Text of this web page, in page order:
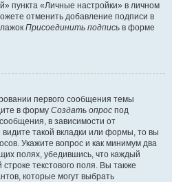
пункта «Личные настройки» в личном
отменить добавление подписи в
Присоединить подпись в форме
первого сообщения темы
в форму Создать опрос под
в зависимости от
такой вкладки или формы, то вы
Укажите вопрос и как минимум два
полях, убедившись, что каждый
текстового поля. Вы также
которые могут выбрать